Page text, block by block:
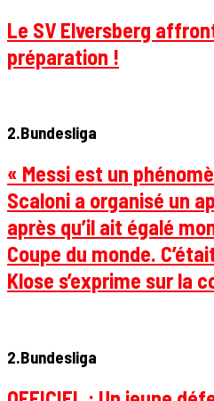
Le SV Elversberg
préparation !
2.Bundesliga
« Messi est un
Scaloni a organisé un
après qu’il ait égalé
Coupe du monde.
Klose s’exprime sur la
2.Bundesliga